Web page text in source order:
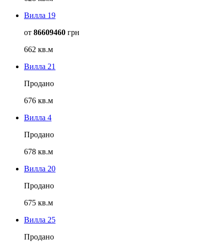
Вилла 19
от 86609460 грн
662 кв.м
Вилла 21
Продано
676 кв.м
Вилла 4
Продано
678 кв.м
Вилла 20
Продано
675 кв.м
Вилла 25
Продано